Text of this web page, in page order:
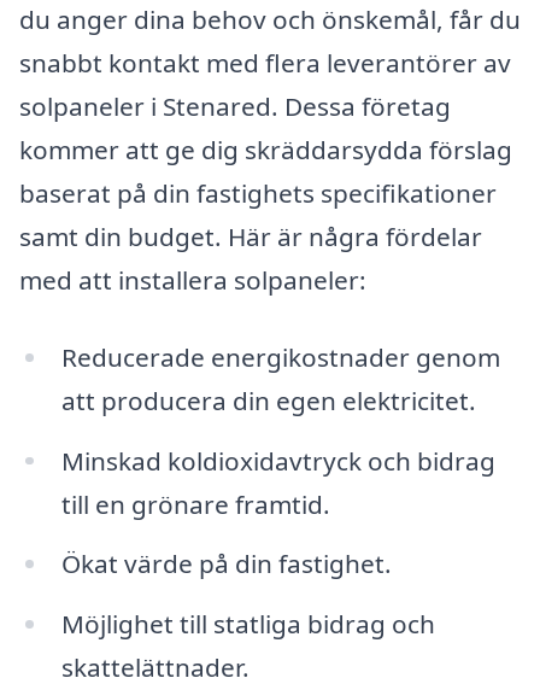
du anger dina behov och önskemål, får du
snabbt kontakt med flera leverantörer av
solpaneler i Stenared. Dessa företag
kommer att ge dig skräddarsydda förslag
baserat på din fastighets specifikationer
samt din budget. Här är några fördelar
med att installera solpaneler:
Reducerade energikostnader genom
att producera din egen elektricitet.
Minskad koldioxidavtryck och bidrag
till en grönare framtid.
Ökat värde på din fastighet.
Möjlighet till statliga bidrag och
skattelättnader.